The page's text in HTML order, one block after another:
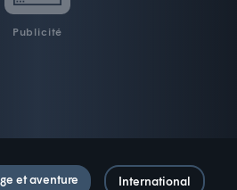
Publicité
et aventure International